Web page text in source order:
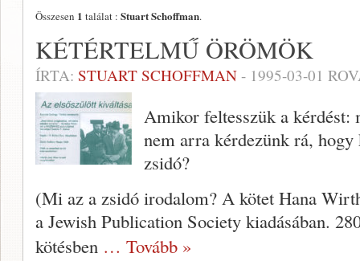
Összesen 1 találat : Stuart Schoffman.
KÉTÉRTELMŰ ÖRÖMÖK
ÍRTA: STUART SCHOFFMAN - 1995-03-01
Amikor feltesszük a kérdést:
nem arra kérdezünk rá,
zsidó?
(Mi az a zsidó irodalom? A kötet Hana
a Jewish Publication Society kiadásá­ban.
kötésben … Tovább »